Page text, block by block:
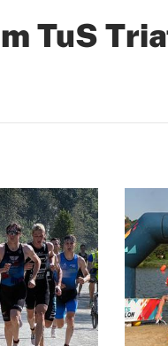
TuS